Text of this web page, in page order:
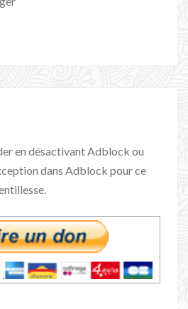
en désactivant Adblock ou
dans Adblock pour ce